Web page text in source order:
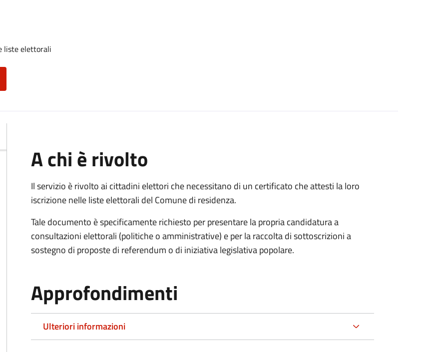
liste elettorali
A chi è rivolto
Il servizio è rivolto ai cittadini elettori che necessitano di un certificato che attesti la loro
iscrizione nelle liste elettorali del Comune di residenza.
Tale documento è specificamente richiesto per presentare la propria candidatura a
consultazioni elettorali (politiche o amministrative) e per la raccolta di sottoscrizioni a
sostegno di proposte di referendum o di iniziativa legislativa popolare.
Approfondimenti
Ulteriori informazioni